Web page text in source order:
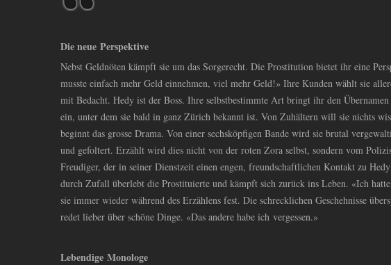
Die neue Perspektive
Nebst Geldnöten kämpft sie um das Sorgerecht. Die Prostitution bietet ihr eine
musste einfach mehr Geld einnehmen, viel mehr Geld!» Ihre Kunden wählt sie
mit Bedacht. Hedy ist der Boss. Ihre selbstbestimmte Art bringt ihr den
ein, unter dem sie bald in ganz Zürich bekannt ist. Von Zuhältern will sie nichts
beginnt das grosse Drama. Von einer sechsköpfigen Bande wird sie brutal
und gefoltert. Erzählt wird dies nicht von der roten Zora selbst, sondern vom
Freudiger, der in seiner Dienstzeit einen engen, freundschaftlichen Kontakt zu
durch Zufall überlebt die Prostituierte und kämpft sich zurück ins Leben. «Ich
sie immer wieder während des Erzählens fest. Die schrecklichen Geschehnisse
redet lieber über schöne Dinge. «Das andere habe ich vergessen.»
Lebendige Monologe